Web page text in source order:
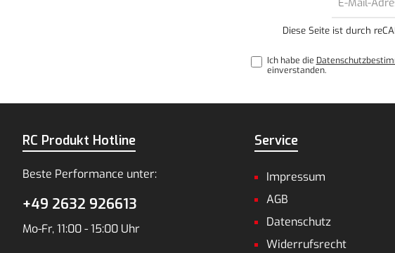
Diese Seite ist durch
Ich habe die
einverstanden.
RC Produkt Hotline
Beste Performance unter:
+49 2632 926613
Mo-Fr, 11:00 - 15:00 Uhr
Service
Impressum
AGB
Datenschutz
Widerrufsrecht